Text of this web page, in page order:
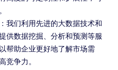
我们利用先进的大数据技术和
供数据挖掘、分析和预测等服
帮助企业更好地了解市场需
竞争力。